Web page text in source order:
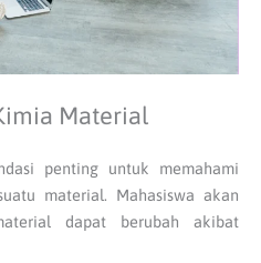
Material
penting untuk memahami
material. Mahasiswa akan
dapat berubah akibat